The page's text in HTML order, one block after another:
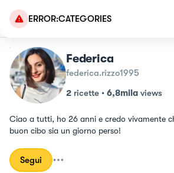
ERROR:CATEGORIES
Federica
federica.rizzo1995
2 ricette • 6,8mila views
Ciao a tutti, ho 26 anni e credo vivamente
buon cibo sia un giorno perso!
Segui